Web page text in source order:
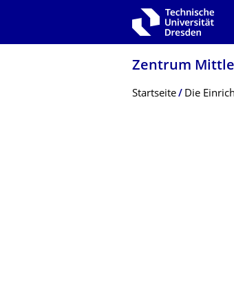
Zur Hauptnavigation springen
Zentrum
Breadcrumb-Menü
Startseite Die